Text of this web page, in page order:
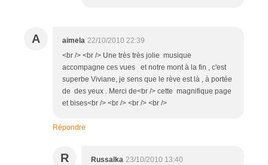
A aimela 22/10/2010 22:39
<br /> <br /> Une très très jolie musique
accompagne ces vues et notre mont à la fin , c'est
superbe Viviane, je sens que le rève est là , à portée
de des yeux . Merci de<br /> cette magnifique page
et bises<br /> <br /> <br /> <br />
Répondre
R Russalka 23/10/2010 13:40